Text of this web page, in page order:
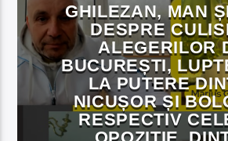
GHILEZAN, MAN
DESPRE
ALEGERILOR
BUCUREȘTI,
LA PUTERE
NICUȘOR ȘI
RESPECTIV